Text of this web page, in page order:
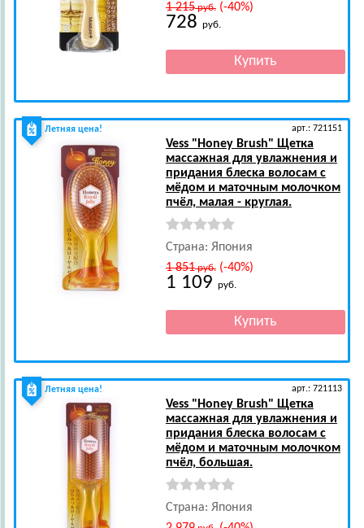
1 215руб.(-40%)
728 руб.
Летняя цена! арт.: 721151
Vess"Honey Brush" Щетка
массажная для увлажнения и
придания блеска волосам с
мёдом и маточным молочком
пчёл, малая - круглая.
Страна: Япония
1 851руб.(-40%)
1 109 руб.
Летняя цена! арт.: 721113
Vess"Honey Brush" Щетка
массажная для увлажнения и
придания блеска волосам с
мёдом и маточным молочком
пчёл, большая.
Страна: Япония